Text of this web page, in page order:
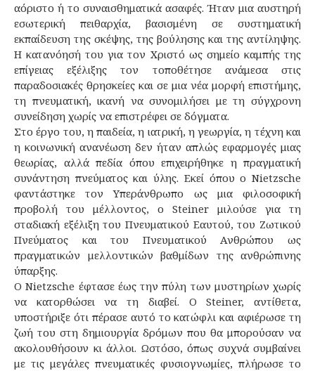
αόριστο ή το συναισθηματικά ασαφές. Ήταν μια αυστηρή
εσωτερική πειθαρχία, βασισμένη σε συστηματική
εκπαίδευση της σκέψης, της βούλησης και της αντίληψης.
Η κατανόησή του για τον Χριστό ως σημείο καμπής της
επίγειας εξέλιξης τον τοποθέτησε ανάμεσα στις
παραδοσιακές θρησκείες και σε μια νέα μορφή επιστήμης,
τη πνευματική, ικανή να συνομιλήσει με τη σύγχρονη
συνείδηση χωρίς να επιστρέφει σε δόγματα.
Στο έργο του, η παιδεία, η ιατρική, η γεωργία, η τέχνη και
η κοινωνική ανανέωση δεν ήταν απλώς εφαρμογές μιας
θεωρίας, αλλά πεδία όπου επιχειρήθηκε η πραγματική
συνάντηση πνεύματος και ύλης. Εκεί όπου ο Nietzsche
φαντάστηκε τον Υπεράνθρωπο ως μια φιλοσοφική
προβολή του μέλλοντος, ο Steiner μιλούσε για τη
σταδιακή εξέλιξη του Πνευματικού Εαυτού, του Ζωτικού
Πνεύματος και του Πνευματικού Ανθρώπου ως
πραγματικών μελλοντικών βαθμίδων της ανθρώπινης
ύπαρξης.
Ο Nietzsche έφτασε έως την πύλη των μυστηρίων χωρίς
να κατορθώσει να τη διαβεί. Ο Steiner, αντίθετα,
υποστήριξε ότι πέρασε αυτό το κατώφλι και αφιέρωσε τη
ζωή του στη δημιουργία δρόμων που θα μπορούσαν να
ακολουθήσουν κι άλλοι. Ωστόσο, όπως συχνά συμβαίνει
με τις μεγάλες πνευματικές φυσιογνωμίες, πλήρωσε το